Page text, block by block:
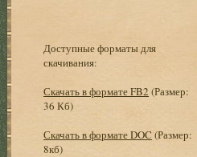
Доступные форматы для
скачивания:
Скачать в формате FB2 (Размер:
36 Кб)
Скачать в формате DOC (Размер:
8кб)